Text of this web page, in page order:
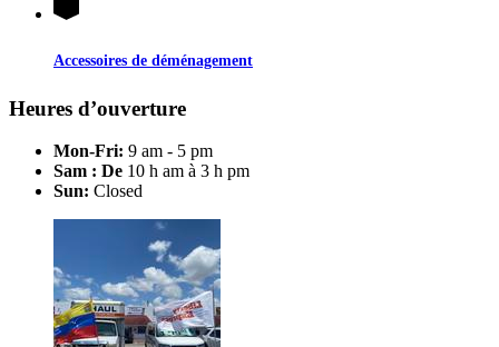
Accessoires de déménagement
Heures d’ouverture
Mon-Fri: 9 am - 5 pm
Sam : De 10 h am à 3 h pm
Sun: Closed